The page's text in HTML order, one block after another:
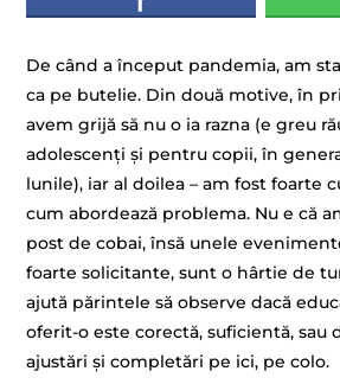
De când a început pandemia, am
ca pe butelie. Din două motive, în
avem grijă să nu o ia razna (e greu
adolescenți și pentru copii, în
lunile), iar al doilea – am fost foarte
cum abordează problema. Nu e că
post de cobai, însă unele
foarte solicitante, sunt o hârtie de
ajută părintele să observe dacă
oferit-o este corectă, suficientă, sau
ajustări și completări pe ici, pe colo.